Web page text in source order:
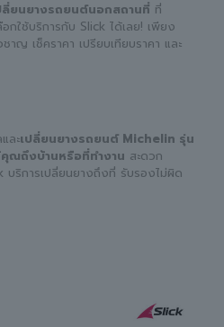
ลี่ยนยางรถยนต์นอกสถานที่ ที่
กใช้บริการกับ Slick ได้เลย! เพียง
ญ เช็คราคา เปรียบเทียบราคา และ
ละเปลี่ยนยางรถยนต์ Michelin รุ่น
ณถึงบ้านหรือที่ทำงาน สะดวก
บริการเปลี่ยนยางถึงที่ รับรองไม่ผิด